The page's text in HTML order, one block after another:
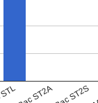
Bac ST2ABac ST2S